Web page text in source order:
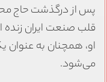
پس از درگذشت حاج
قلب صنعت ایران زنده
او، همچنان به عنوان
می‌شود.